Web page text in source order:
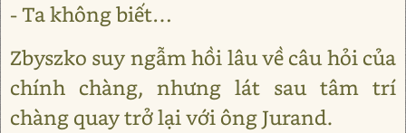
- Ta không biết…
Zbyszko suy ngẫm hồi lâu về câu hỏi của
chính chàng, nhưng lát sau tâm trí
chàng quay trở lại với ông Jurand.